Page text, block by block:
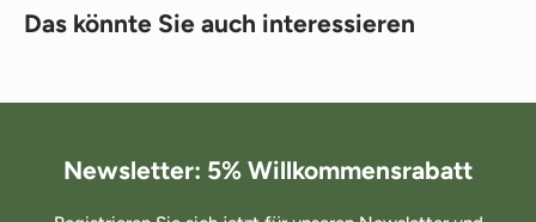
Das könnte Sie auch interessieren
Newsletter: 5% Willkommensrabatt